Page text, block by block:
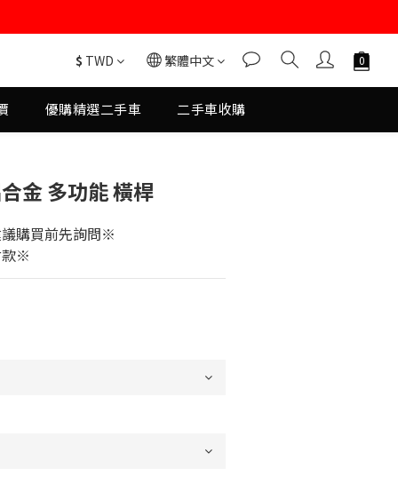
$ TWD 繁體中文
優購精選二手車 二手車收購
金 多功能 橫桿
購買前先詢問※
款※